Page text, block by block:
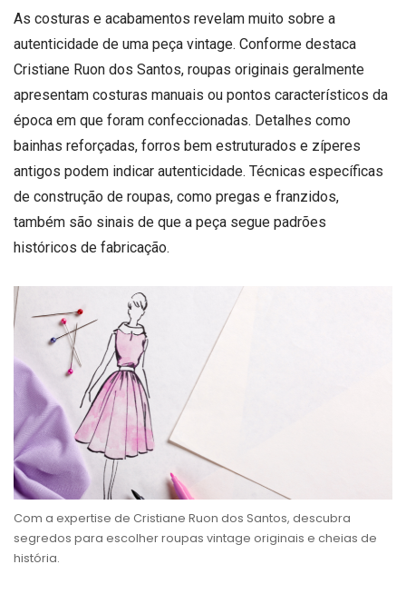
As costuras e acabamentos revelam muito sobre a
autenticidade de uma peça vintage. Conforme destaca
Cristiane Ruon dos Santos, roupas originais geralmente
apresentam costuras manuais ou pontos característicos da
época em que foram confeccionadas. Detalhes como
bainhas reforçadas, forros bem estruturados e zíperes
antigos podem indicar autenticidade. Técnicas específicas
de construção de roupas, como pregas e franzidos,
também são sinais de que a peça segue padrões
históricos de fabricação.
Com a expertise de Cristiane Ruon dos Santos, descubra
segredos para escolher roupas vintage originais e cheias de
história.